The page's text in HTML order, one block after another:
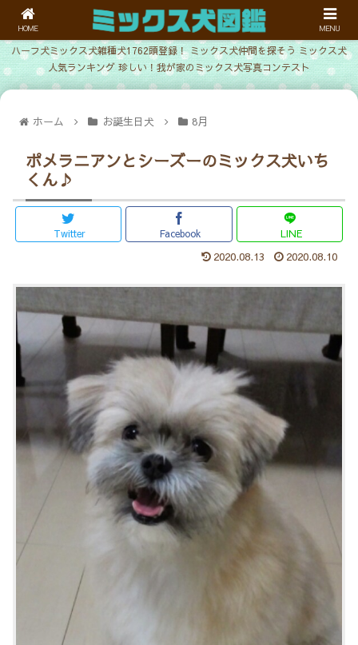
ハーフ犬ミックス犬雑種犬1762頭登録！ ミックス犬仲間を探そう ミックス犬
人気ランキング 珍しい！我が家のミックス犬写真コンテスト
ホーム お誕生日犬 8月
ポメラニアンとシーズーのミックス犬いち
くん♪
Twitter Facebook LINE
2020.08.13 2020.08.10
HOME MENU